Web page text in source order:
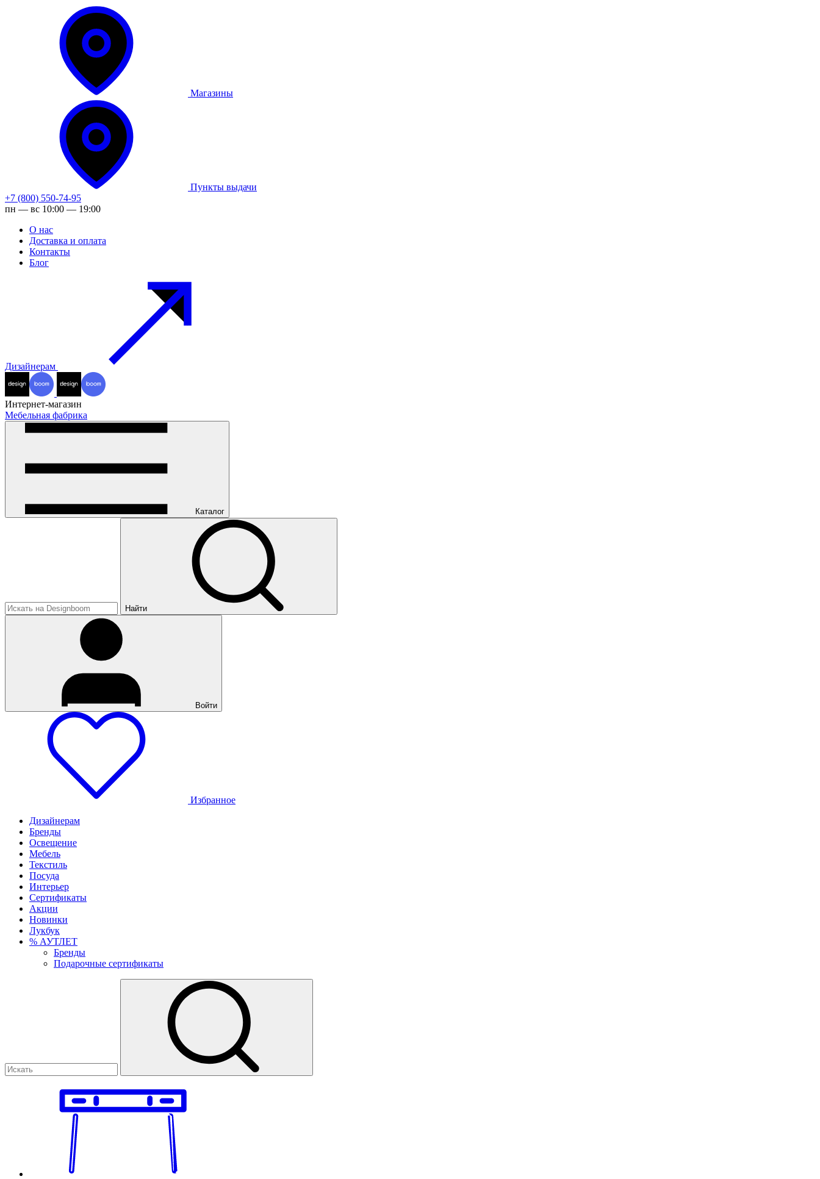
Магазины
Пункты выдачи
+7 (800) 550-74-95
пн — вс 10:00 — 19:00
О нас
Доставка и оплата
Контакты
Блог
Дизайнерам
Интернет-магазин
Мебельная фабрика
Каталог
Найти
Войти
Избранное
Дизайнерам
Бренды
Освещение
Мебель
Текстиль
Посуда
Интерьер
Сертификаты
Акции
Новинки
Лукбук
% АУТЛЕТ
Бренды
Подарочные сертификаты